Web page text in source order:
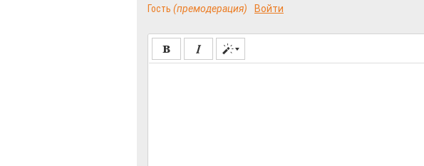
Гость (премодерация) Войти